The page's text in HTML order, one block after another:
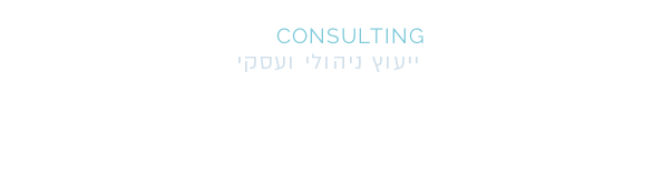
CONSULTING
ייעוץ ניהולי ועסקי